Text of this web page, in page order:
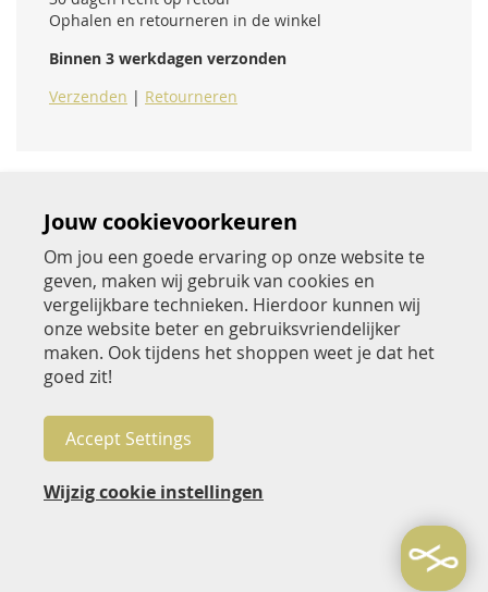
Ophalen en retourneren in de winkel
Binnen 3 werkdagen verzonden
Verzenden | Retourneren
Over Jac Hensen
Beoordeel Jac Hensen
Klantenservice
Betaalwijzen
Volg Jac Hensen
Nieuwsbrief
Privacy- en cookiebeleid
Jouw cookievoorkeuren
Om jou een goede ervaring op onze website te
geven, maken wij gebruik van cookies en
vergelijkbare technieken. Hierdoor kunnen wij
onze website beter en gebruiksvriendelijker
maken. Ook tijdens het shoppen weet je dat het
goed zit!
Accept Settings
Wijzig cookie instellingen